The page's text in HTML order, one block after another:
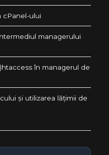
cPanel-ului
managerului
în managerul de
și utilizarea lățimii de